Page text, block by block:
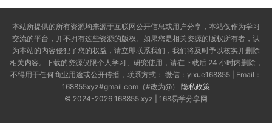
本站所提供的所有资源均来源于互联网公开信息或用户分享，本站仅作为学习
交流的平台，并不拥有这些资源的版权。如果您是相关资源的版权所有者，认
为本站的内容侵犯了您的权益，请立即联系我们，我们将及时予以核实并删除
相关内容。下载的资源仅限个人学习、研究使用，请在下载后 24 小时内删除，
不得用于任何商业用途或公开传播，联系方式： 微信：yixue168855 | Email：
168855xyz#gmail.com（#改为@） 隐私政策
© 2024-2026 168855.xyz | 168易学分享网